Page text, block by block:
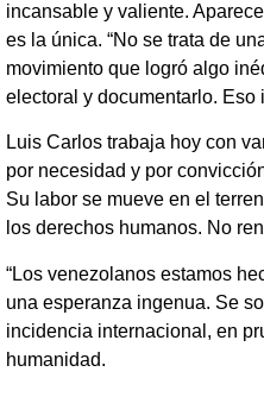
incansable y valiente.
es la única. “No se trata de
movimiento que logró algo
electoral y documentarlo. Eso
Luis Carlos trabaja hoy con
por necesidad y por
Su labor se mueve en el
los derechos humanos. No
“Los venezolanos estamos
una esperanza ingenua. Se
incidencia internacional, en
humanidad.